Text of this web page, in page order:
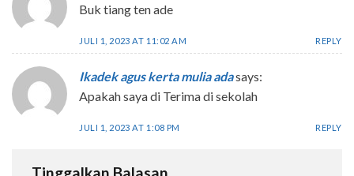
Buk tiang ten ade
JULI 1, 2023 AT 11:02 AM REPLY
Ikadek agus kerta mulia adasays:
Apakah saya di Terima di sekolah
JULI 1, 2023 AT 1:08 PM REPLY
Tinggalkan Balasan